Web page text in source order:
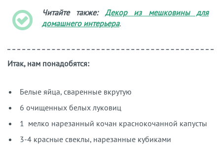
Читайте также: Декор из мешковины для
домашнего интерьера.
Итак, нам понадобятся:
Белые яйца, сваренные вкрутую
6 очищенных белых луковиц
1 мелко нарезанный кочан краснокочанной капусты
3-4 красные свеклы, нарезанные кубиками